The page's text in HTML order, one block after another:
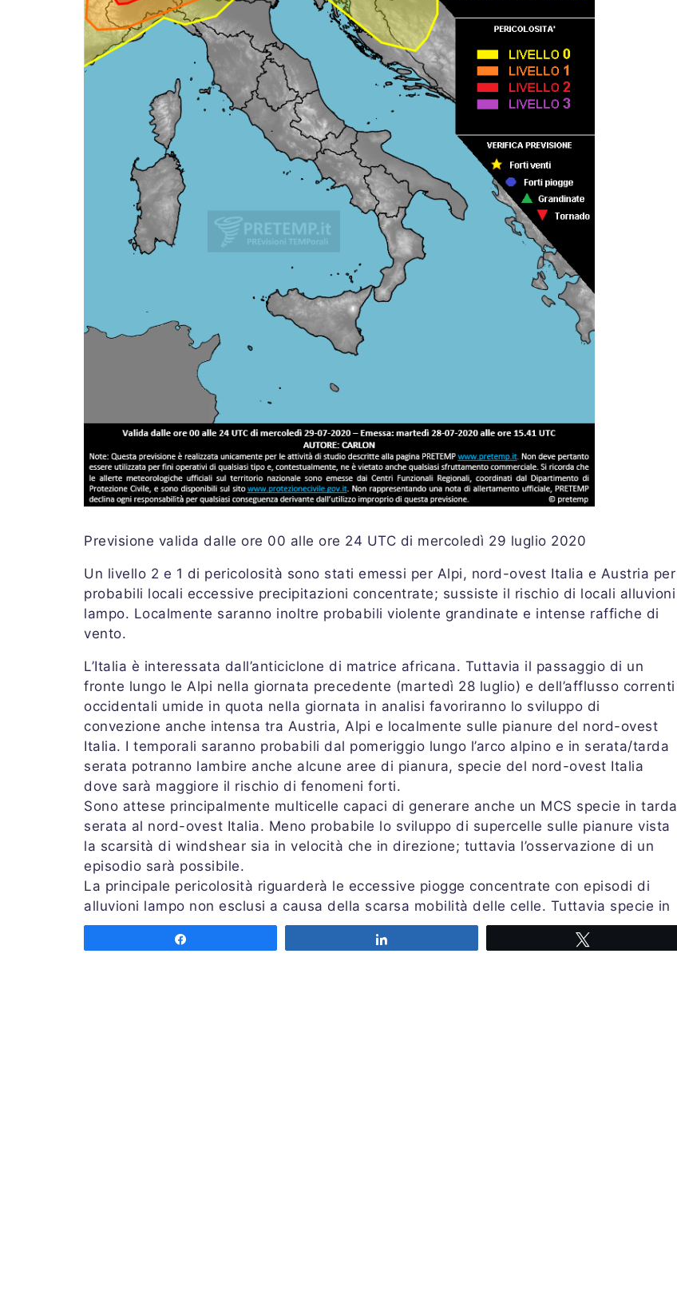
Previsione valida dalle ore 00 alle ore 24 UTC di mercoledì 29 luglio 2020
Un livello 2 e 1 di pericolosità sono stati emessi per Alpi, nord-ovest Italia e Austria per
probabili locali eccessive precipitazioni concentrate; sussiste il rischio di locali alluvioni
lampo. Localmente saranno inoltre probabili violente grandinate e intense raffiche di
vento.
L’Italia è interessata dall’anticiclone di matrice africana. Tuttavia il passaggio di un
fronte lungo le Alpi nella giornata precedente (martedì 28 luglio) e dell’afflusso correnti
occidentali umide in quota nella giornata in analisi favoriranno lo sviluppo di
convezione anche intensa tra Austria, Alpi e localmente sulle pianure del nord-ovest
Italia. I temporali saranno probabili dal pomeriggio lungo l’arco alpino e in serata/tarda
serata potranno lambire anche alcune aree di pianura, specie del nord-ovest Italia
dove sarà maggiore il rischio di fenomeni forti.
Sono attese principalmente multicelle capaci di generare anche un MCS specie in tarda
serata al nord-ovest Italia. Meno probabile lo sviluppo di supercelle sulle pianure vista
la scarsità di windshear sia in velocità che in direzione; tuttavia l’osservazione di un
episodio sarà possibile.
La principale pericolosità riguarderà le eccessive piogge concentrate con episodi di
alluvioni lampo non esclusi a causa della scarsa mobilità delle celle. Tuttavia specie in
caso di formazione di supercelle saranno probabili locali violente grandinate e forti
colpi di vento. Maggiori dettagli sul bollettino